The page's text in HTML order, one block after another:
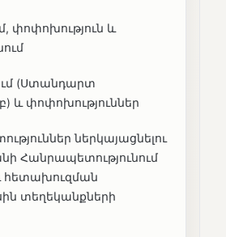
փոփոխություն և
(Ստանդարտ
և փոփոխություններ
ներկայացնելու
Հանրապետությունում
հետախուզման
տեղեկանքների